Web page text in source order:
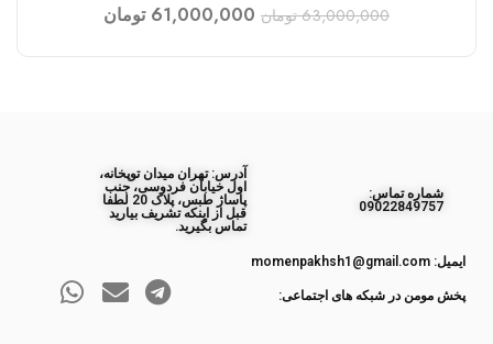
63,000,000 تومان 61,000,000 تومان
ﺷﻤﺎره ﺗﻤﺎس:
09022849757
آدرس: تهران میدان توپخانه،
اول خیابان فردوسی، جنب
پاساژ طبس، پلاک 20 لطفا
قبل از اینکه تشریف بیارید
تماس بگیرید.
ایمیل: momenpakhsh1@gmail.com
پخش مومن در شبکه های اجتماعی: